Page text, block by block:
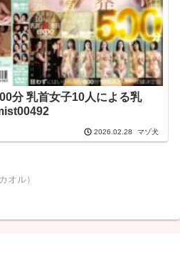
分 乳首女子10人による乳
狂expo 2025 1mist00492
2026.02.28 マゾ犬
オル）